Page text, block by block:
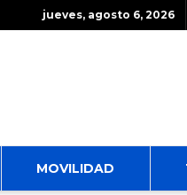
jueves, agosto 6, 2026
MOVILIDAD